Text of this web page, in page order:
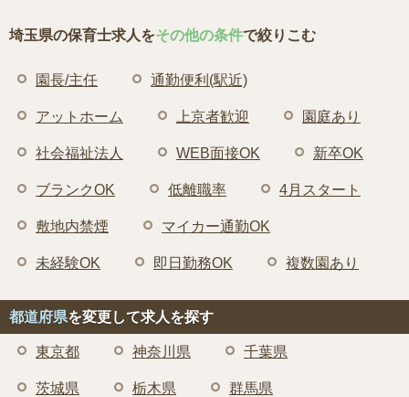
埼玉県の保育士求人をその他の条件で絞りこむ
園長/主任 通勤便利(駅近)
アットホーム 上京者歓迎 園庭あり
社会福祉法人 WEB面接OK 新卒OK
ブランクOK 低離職率 4月スタート
敷地内禁煙 マイカー通勤OK
未経験OK 即日勤務OK 複数園あり
都道府県を変更して求人を探す
東京都 神奈川県 千葉県
茨城県 栃木県 群馬県